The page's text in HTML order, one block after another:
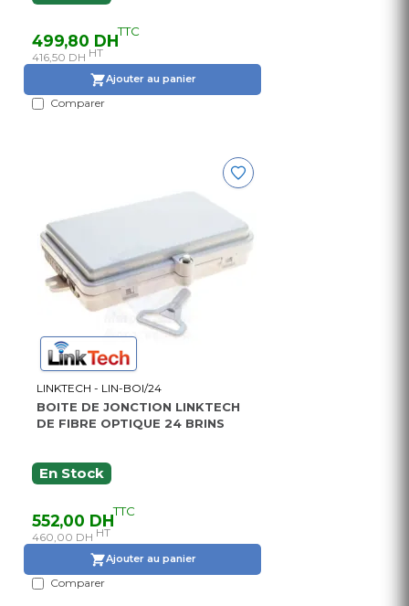
499,80 DHTTC
416,50 DH HT
Ajouter au panier
Comparer
LINKTECH - LIN-BOI/24
BOITE DE JONCTION LINKTECH
DE FIBRE OPTIQUE 24 BRINS
En Stock
552,00 DHTTC
460,00 DH HT
Ajouter au panier
Comparer